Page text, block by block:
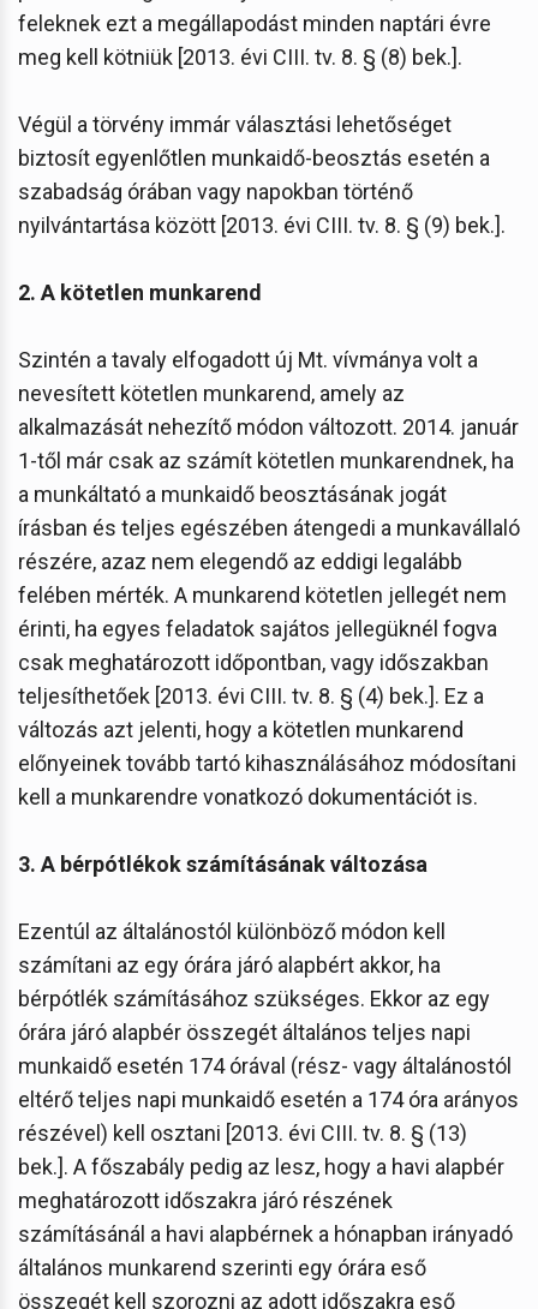
feleknek ezt a megállapodást minden naptári évre
meg kell kötniük [2013. évi CIII. tv. 8. § (8) bek.].
Végül a törvény immár választási lehetőséget
biztosít egyenlőtlen munkaidő-beosztás esetén a
szabadság órában vagy napokban történő
nyilvántartása között [2013. évi CIII. tv. 8. § (9) bek.].
2. A kötetlen munkarend
Szintén a tavaly elfogadott új Mt. vívmánya volt a
nevesített kötetlen munkarend, amely az
alkalmazását nehezítő módon változott. 2014. január
1-től már csak az számít kötetlen munkarendnek, ha
a munkáltató a munkaidő beosztásának jogát
írásban és teljes egészében átengedi a munkavállaló
részére, azaz nem elegendő az eddigi legalább
felében mérték. A munkarend kötetlen jellegét nem
érinti, ha egyes feladatok sajátos jellegüknél fogva
csak meghatározott időpontban, vagy időszakban
teljesíthetőek [2013. évi CIII. tv. 8. § (4) bek.]. Ez a
változás azt jelenti, hogy a kötetlen munkarend
előnyeinek tovább tartó kihasználásához módosítani
kell a munkarendre vonatkozó dokumentációt is.
3. A bérpótlékok számításának változása
Ezentúl az általánostól különböző módon kell
számítani az egy órára járó alapbért akkor, ha
bérpótlék számításához szükséges. Ekkor az egy
órára járó alapbér összegét általános teljes napi
munkaidő esetén 174 órával (rész- vagy általánostól
eltérő teljes napi munkaidő esetén a 174 óra arányos
részével) kell osztani [2013. évi CIII. tv. 8. § (13)
bek.]. A főszabály pedig az lesz, hogy a havi alapbér
meghatározott időszakra járó részének
számításánál a havi alapbérnek a hónapban irányadó
általános munkarend szerinti egy órára eső
összegét kell szorozni az adott időszakra eső